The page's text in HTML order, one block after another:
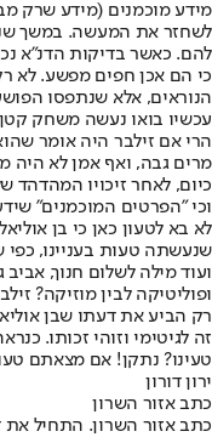
מידע מוכמנים (מידע שרק
לשחזר את המעשה. במשך
להם. כאשר בדיקות הדנ"א
כי הם אכן חפים מפשע. לא
הנוראים, אלא שנתפסו
עכשיו בואו נעשה משחק קטן
הרי אם זילבר היה אומר
מרים גבה, ואף אמן לא היה
כיום, לאחר זיכויו המהדהד
וכי "הפרטים המוכמנים"
לא בא לטעון כאן כי בן
שנעשתה טעות בעניינו, כפי
ועוד מילה לשלום חנוך, אביב
ופוליטיקה לבין מוזיקה?
רק הביע את דעתו שבן
זה לגיטימי וזוהי זכותו.
טעינו? נתקן! אם מצאתם
ירון דורון
כתב אזור השרון